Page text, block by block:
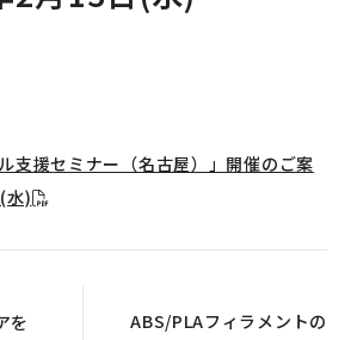
支援セミナー（名古屋）」開催のご案
水)
を
ABS/PLAフィラメントの